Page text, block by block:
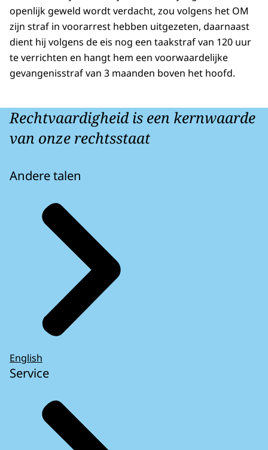
openlijk geweld wordt verdacht, zou volgens het OM
zijn straf in voorarrest hebben uitgezeten, daarnaast
dient hij volgens de eis nog een taakstraf van 120 uur
te verrichten en hangt hem een voorwaardelijke
gevangenisstraf van 3 maanden boven het hoofd.
Rechtvaardigheid is een kernwaarde
van onze rechtsstaat
Andere talen
English
Service